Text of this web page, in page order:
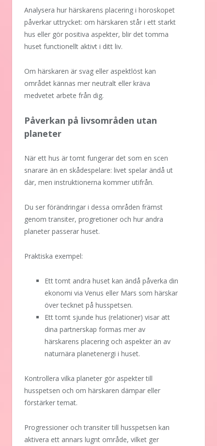
Analysera hur härskarens placering i horoskopet
påverkar uttrycket: om härskaren står i ett starkt
hus eller gör positiva aspekter, blir det tomma
huset functionellt aktivt i ditt liv.
Om härskaren är svag eller aspektlöst kan
området kännas mer neutralt eller kräva
medvetet arbete från dig.
Påverkan på livsområden utan
planeter
När ett hus är tomt fungerar det som en scen
snarare än en skådespelare: livet spelar ändå ut
där, men instruktionerna kommer utifrån.
Du ser förändringar i dessa områden främst
genom transiter, progretioner och hur andra
planeter passerar huset.
Praktiska exempel:
Ett tomt andra huset kan ändå påverka din
ekonomi via Venus eller Mars som härskar
över tecknet på husspetsen.
Ett tomt sjunde hus (relationer) visar att
dina partnerskap formas mer av
härskarens placering och aspekter än av
naturnära planetenergi i huset.
Kontrollera vilka planeter gör aspekter till
husspetsen och om härskaren dämpar eller
förstärker temat.
Progressioner och transiter till husspetsen kan
aktivera ett annars lugnt område, vilket ger